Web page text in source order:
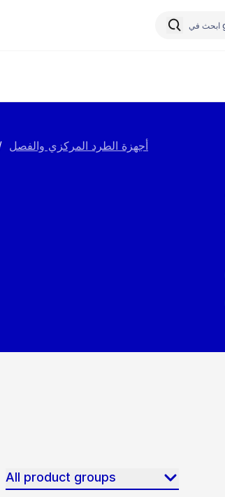
أجهزة الطرد المركزي والفصل
All product groups